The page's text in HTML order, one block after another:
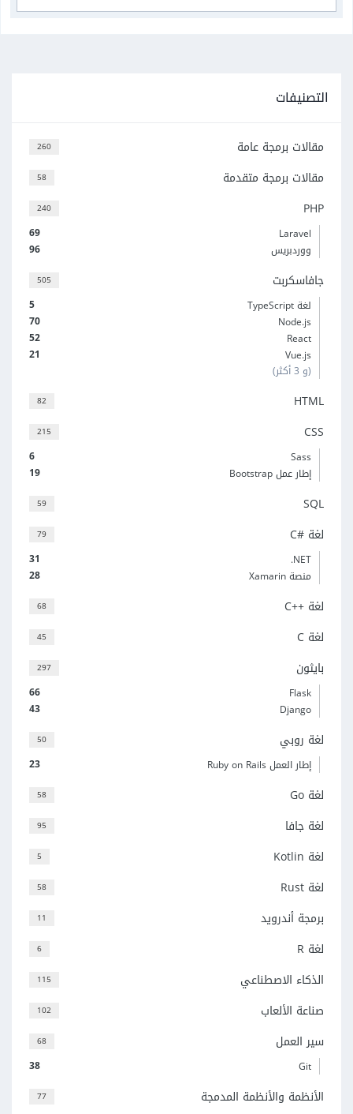
التصنيفات
260 مقالات برمجة عامة
58 مقالات برمجة متقدمة
240 PHP
69
Laravel
96
ووردبريس
505 جافاسكربت
5
لغة TypeScript
70
Node.js
52
React
21
Vue.js
(و 3 أكثر)
82 HTML
215 CSS
6
Sass
19
إطار عمل Bootstrap
59 SQL
79 لغة C#‎
31
‎.NET
28
منصة Xamarin
68 لغة C++‎
45 لغة C
297 بايثون
66
Flask
43
Django
50 لغة روبي
23 إطار العمل Ruby on Rails
58 لغة Go
95 لغة جافا
5 لغة Kotlin
58 لغة Rust
11 برمجة أندرويد
6 لغة R
115 الذكاء الاصطناعي
102 صناعة الألعاب
68 سير العمل
38 Git
77 الأنظمة والأنظمة المدمجة